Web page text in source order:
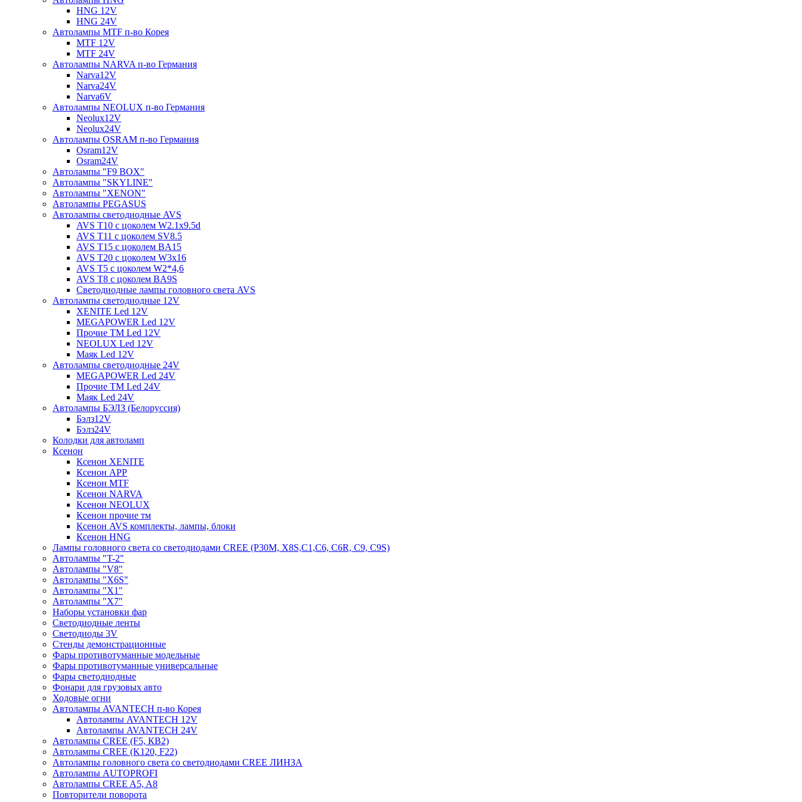
HNG 12V
HNG 24V
Автолампы MTF п-во Корея
MTF 12V
MTF 24V
Автолампы NARVA п-во Германия
Narva12V
Narva24V
Narva6V
Автолампы NEOLUX п-во Германия
Neolux12V
Neolux24V
Автолампы OSRAM п-во Германия
Osram12V
Osram24V
Автолампы "F9 BOX"
Автолампы "SKYLINE"
Автолампы "XENON"
Автолампы PEGASUS
Автолампы светодиодные AVS
AVS T10 с цоколем W2.1x9.5d
AVS T11 с цоколем SV8.5
AVS T15 с цоколем BA15
AVS T20 с цоколем W3x16
AVS T5 с цоколем W2*4,6
AVS T8 с цоколем BA9S
Светодиодные лампы головного света AVS
Автолампы светодиодные 12V
XENITE Led 12V
MEGAPOWER Led 12V
Прочие ТМ Led 12V
NEOLUX Led 12V
Маяк Led 12V
Автолампы светодиодные 24V
MEGAPOWER Led 24V
Прочие ТМ Led 24V
Маяк Led 24V
Автолампы БЭЛЗ (Белоруссия)
Бэлз12V
Бэлз24V
Колодки для автоламп
Ксенон
Ксенон XENITE
Ксенон APP
Ксенон MTF
Ксенон NARVA
Ксенон NEOLUX
Ксенон прочие тм
Ксенон AVS комплекты, лампы, блоки
Ксенон HNG
Лампы головного света со светодиодами CREE (P30M, X8S,С1,С6, С6R, С9, С9S)
Автолампы "T-2"
Автолампы "V8"
Автолампы "X6S"
Автолампы "Х1"
Автолампы "Х7"
Наборы установки фар
Светодиодные ленты
Светодиоды 3V
Стенды демонстрационные
Фары противотуманные модельные
Фары противотуманные универсальные
Фары светодиодные
Фонари для грузовых авто
Ходовые огни
Автолампы AVANTECH п-во Корея
Автолампы AVANTECH 12V
Автолампы AVANTECH 24V
Автолампы CREE (F5, КВ2)
Автолампы CREE (K120, F22)
Автолампы головного света со светодиодами CREE ЛИНЗА
Автолампы AUTOPROFI
Автолампы CREE A5, A8
Повторители поворота